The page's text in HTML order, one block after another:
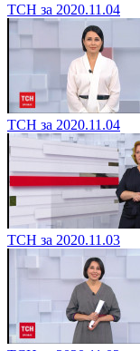
ТСН за 2020.11.04
ТСН за 2020.11.04
ТСН за 2020.11.03